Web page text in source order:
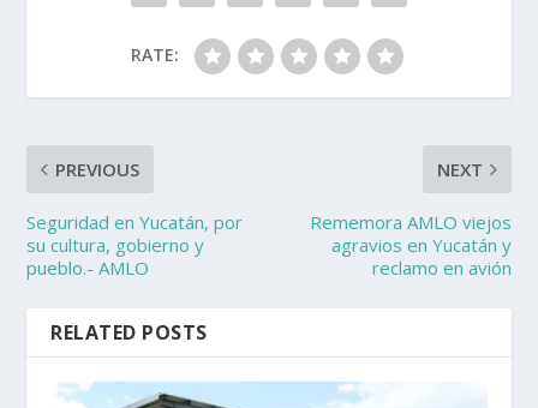
RATE:
PREVIOUS
Seguridad en Yucatán, por
su cultura, gobierno y
pueblo.- AMLO
NEXT
Rememora AMLO viejos
agravios en Yucatán y
reclamo en avión
RELATED POSTS